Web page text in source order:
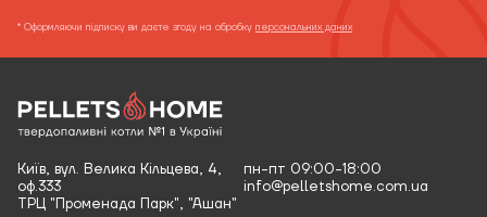
* Оформляючи підписку ви даєте згоду на обробку персональних даних
Київ, вул. Велика Кільцева, 4,
оф.333
ТРЦ "Променада Парк", "Ашан"
пн-пт 09:00-18:00
info@pelletshome.com.ua